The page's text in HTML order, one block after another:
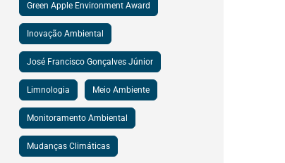
Green Apple Environment Award
Inovação Ambiental
José Francisco Gonçalves Júnior
Limnologia Meio Ambiente
Monitoramento Ambiental
Mudanças Climáticas